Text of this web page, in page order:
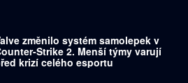
změnilo systém samolepek v
Strike 2. Menší týmy varují
krizí celého esportu